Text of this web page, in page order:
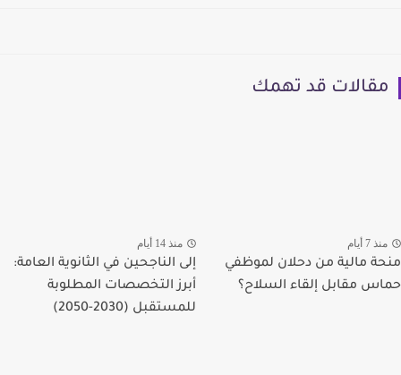
مقالات قد تهمك
منذ 7 أيام
منحة مالية من دحلان لموظفي
حماس مقابل إلقاء السلاح؟
منذ 14 أيام
إلى الناجحين في الثانوية العامة:
أبرز التخصصات المطلوبة
للمستقبل (2030-2050)